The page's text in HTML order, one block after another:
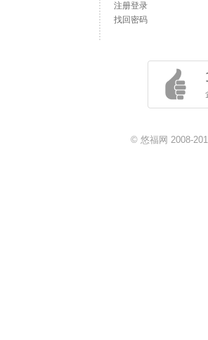
注册登录
找回密码
© 悠福网 2008-